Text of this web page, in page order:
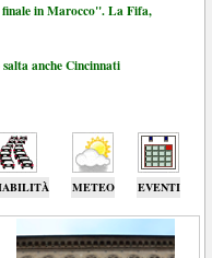
in Marocco". La Fifa,
anche Cincinnati
METEO EVENTI